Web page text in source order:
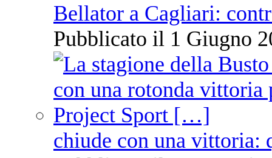
Bellator a Cagliari:
Pubblicato il 1 Giugno
chiude con una vittoria: